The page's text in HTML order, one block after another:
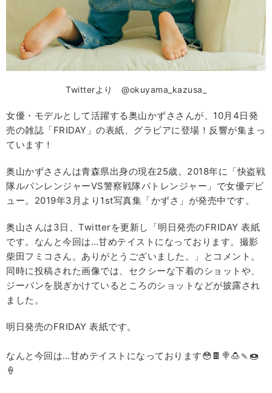
Twitterより @okuyama_kazusa_
女優・モデルとして活躍する奥山かずささんが、10月4日発
売の雑誌「FRIDAY」の表紙、グラビアに登場！反響が集まっ
ています！
奥山かずささんは青森県出身の現在25歳。2018年に「快盗戦
隊ルパンレンジャーVS警察戦隊パトレンジャー」で女優デビ
ュー。2019年3月より1st写真集「かずさ」が発売中です。
奥山さんは3日、Twitterを更新し「明日発売のFRIDAY 表紙
です。なんと今回は…甘めテイストになっております。撮影
柴田フミコさん。ありがとうございました。」とコメント。
同時に投稿された画像では、セクシーな下着のショットや、
ジーパンを脱ぎかけているところのショットなどが披露され
ました。
明日発売のFRIDAY 表紙です。
なんと今回は…甘めテイストになっております😳🍫🍭🍮🍡🍩
🍦